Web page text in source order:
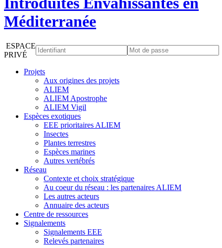
ESPACE
PRIVÉ
Projets
Aux origines des projets
ALIEM
ALIEM Apostrophe
ALIEM Vigil
Espèces exotiques
EEE prioritaires ALIEM
Insectes
Plantes terrestres
Espèces marines
Autres vertébrés
Réseau
Contexte et choix stratégique
Au coeur du réseau : les partenaires ALIEM
Les autres acteurs
Annuaire des acteurs
Centre de ressources
Signalements
Signalements EEE
Relevés partenaires